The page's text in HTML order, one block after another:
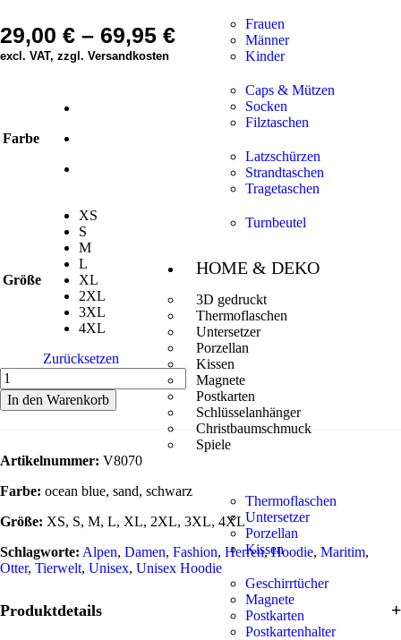
Frauen
Männer
Kinder
Caps & Mützen
Socken
Filztaschen
Latzschürzen
Strandtaschen
Tragetaschen
Turnbeutel
HOME & DEKO
3D gedruckt
Thermoflaschen
Untersetzer
Porzellan
Kissen
Magnete
Postkarten
Schlüsselanhänger
Christbaumschmuck
Spiele
Thermoflaschen
Untersetzer
Porzellan
Kissen
Geschirrtücher
Magnete
Postkarten
Postkartenhalter
29,00 € – 69,95 €
excl. VAT, zzgl. Versandkosten
Farbe
Größe
XS
S
M
L
XL
2XL
3XL
4XL
Zurücksetzen
In den Warenkorb
Artikelnummer: V8070
Farbe: ocean blue, sand, schwarz
Größe: XS, S, M, L, XL, 2XL, 3XL, 4XL
Schlagworte: Alpen, Damen, Fashion, Herren,Hoodie, Maritim,
Otter, Tierwelt, Unisex, Unisex Hoodie
Produktdetails